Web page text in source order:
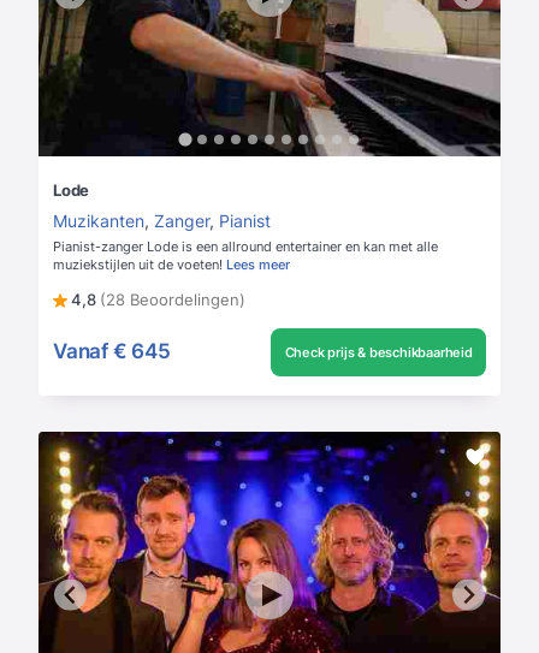
Lode
Muzikanten, Zanger, Pianist
Pianist-zanger Lode is een allround entertainer en kan met alle
muziekstijlen uit de voeten! Lees meer
4,8 (28 Beoordelingen)
Vanaf € 645 Check prijs & beschikbaarheid